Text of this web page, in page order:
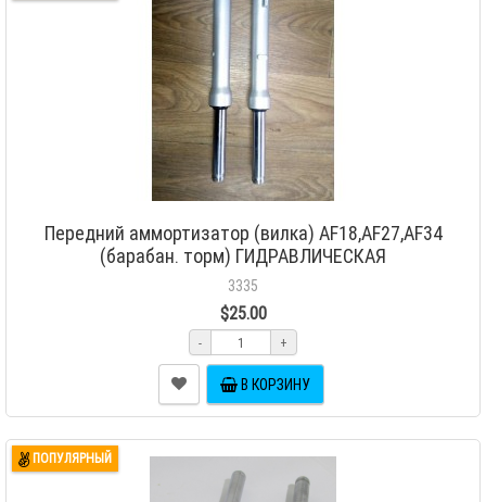
Передний аммортизатор (вилка) AF18,AF27,AF34
(барабан. торм) ГИДРАВЛИЧЕСКАЯ
3335
$25.00
- +
В КОРЗИНУ
ПОПУЛЯРНЫЙ